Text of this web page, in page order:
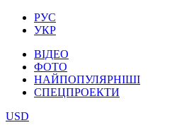
РУС
УКР
ВІДЕО
ФОТО
НАЙПОПУЛЯРНІШІ
СПЕЦПРОЕКТИ
USD